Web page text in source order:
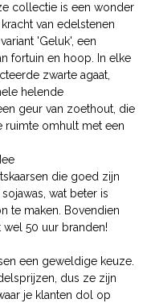
collectie is een wonder
van edelstenen
'Geluk', een
fortuin en hoop. In elke
zwarte agaat,
helende
geur van zoethout, die
ruimte omhult met een
die goed zijn
wat beter is
te maken. Bovendien
wel 50 uur branden!
een geweldige keuze.
dus ze zijn
je klanten dol op